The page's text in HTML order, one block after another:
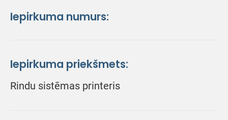
Iepirkuma numurs:
Iepirkuma priekšmets:
Rindu sistēmas printeris